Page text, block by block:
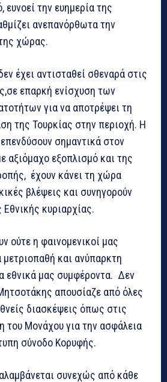
την ευημερία της
ανεπανόρθωτα την
χώρας.
έχει αντισταθεί σθεναρά στις
επαρκή ενίσχυση των
για να αποτρέψει τη
της Τουρκίας στην περιοχή. Η
σημαντικά στον
αξιόμαχο εξοπλισμό και της
έχουν κάνει τη χώρα
βλέψεις και συνηγορούν
κυριαρχίας.
ούτε η φαινομενικοί μας
μετριοπαθή και ανύπαρκτη
εθνικά μας συμφέροντα. Δεν
απουσίαζε από όλες
διασκέψεις όπως στις
του Μονάχου για την ασφάλεια
σύνοδο Κορυφής.
συνεχώς από κάθε